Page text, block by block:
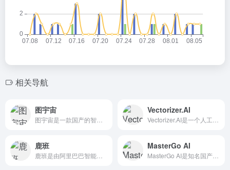
相关导航
图宇宙 Vectorizer.AI
鹿班 MasterGo AI